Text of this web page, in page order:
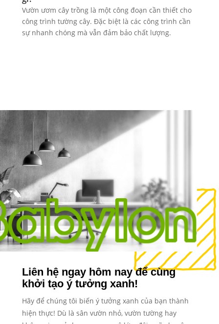
Vườn ươm cây trồng là một công đoạn cần thiết cho
công trình tường cây. Đặc biệt là các công trình cần
sự nhanh chóng mà vẫn đảm bảo chất lượng.
Liên hệ ngay hôm nay để cùng
khởi tạo ý tưởng xanh!
Hãy để chúng tôi biến ý tưởng xanh của bạn thành
hiện thực! Dù là sân vườn nhỏ, vườn tường hay